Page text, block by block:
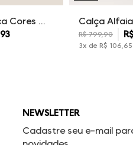
Camiseta Básica Cores Dudalina Masculina
93 R$ 799,90 R$
3x de R$ 106 65
NEWSLETTER
Cadastre seu e-mail